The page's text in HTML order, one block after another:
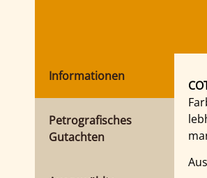
Informationen
Petrografisches
Gutachten